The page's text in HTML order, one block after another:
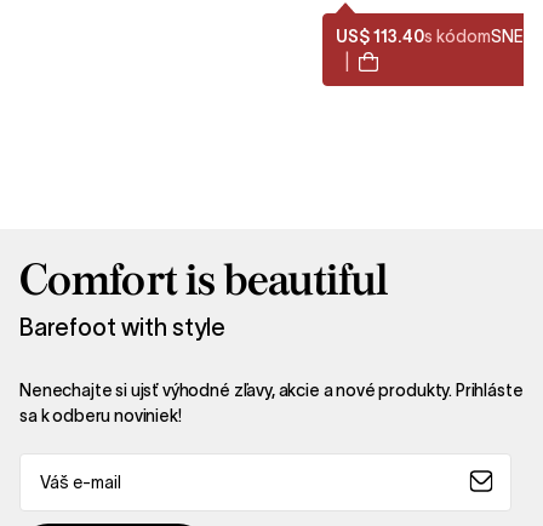
US$ 113.40s kódom
Comfort is beautiful
Barefoot with style
Nenechajte si ujsť výhodné zľavy, akcie a nové produkty. Prihláste
sa k odberu noviniek!